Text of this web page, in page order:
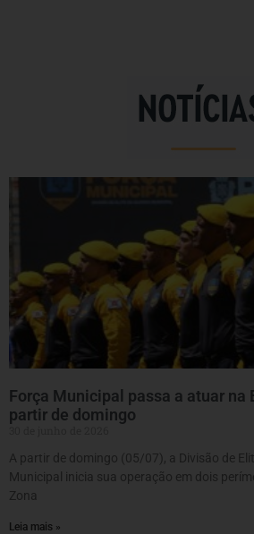
Força Municipal passa a atuar na
partir de domingo
A partir de domingo (05/07), a Divisão de
Municipal inicia sua operação em dois
Zona
Leia mais »